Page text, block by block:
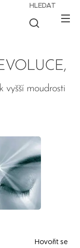
HLEDAT
vyšší moudrosti
Hovořit se